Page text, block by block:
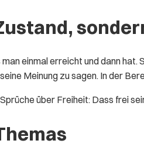
einmal erreicht und dann
Meinung zu sagen. In der
über Freiheit: Dass frei